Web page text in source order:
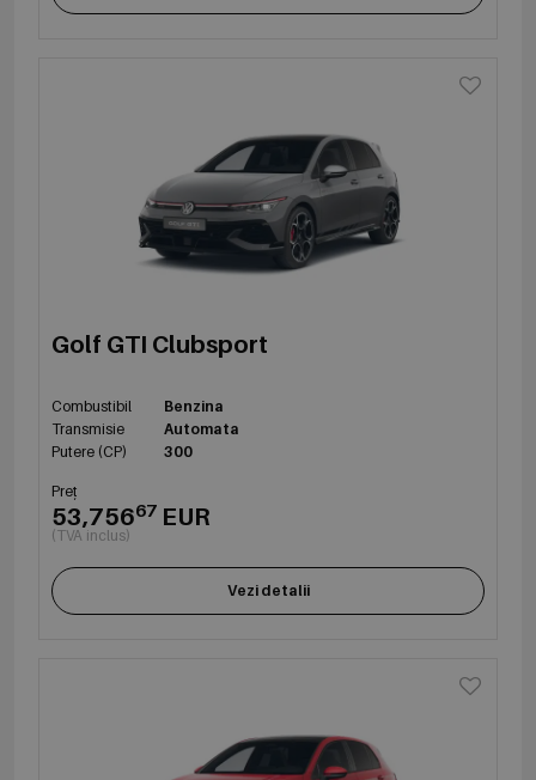
Golf GTI Clubsport
Combustibil
Benzina
Transmisie
Automata
Putere (CP)
300
Preț
53,75667 EUR
(TVA inclus)
Vezi detalii